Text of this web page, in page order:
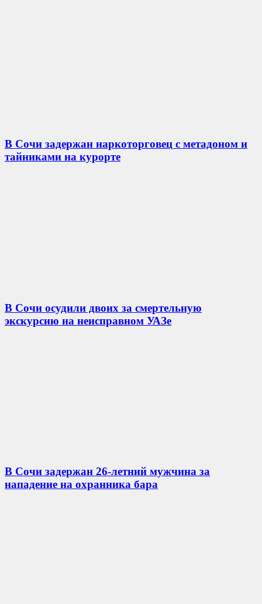
В Сочи задержан наркоторговец с метадоном и
тайниками на курорте
В Сочи осудили двоих за смертельную
экскурсию на неисправном УАЗе
В Сочи задержан 26-летний мужчина за
нападение на охранника бара